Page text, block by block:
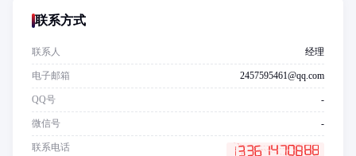
联系方式
联系人 经理
电子邮箱 2457595461@qq.com
QQ号 -
微信号 -
联系电话